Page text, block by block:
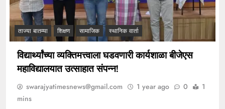
ताज्या बातम्या शिक्षण सामाजिक स्थानिक वार्ता
विद्यार्थ्यांच्या व्यक्तिमत्त्वाला घडवणारी कार्यशाळा बीजेएस
महाविद्यालयात उत्साहात संपन्न!
swarajyatimesnews@gmail.com 1 year ago 0
1
mins